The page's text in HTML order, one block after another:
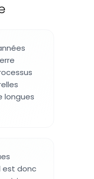
longues
est donc